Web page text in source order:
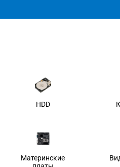
HDD
Материнские